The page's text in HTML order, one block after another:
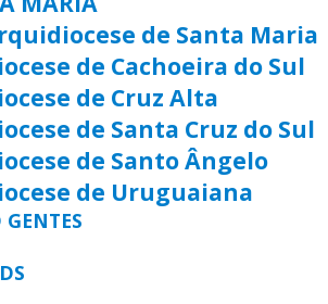
de Santa Maria
de Cachoeira do Sul
de Cruz Alta
de Santa Cruz do Sul
de Santo Ângelo
de Uruguaiana